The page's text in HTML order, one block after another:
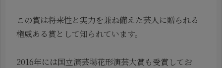
この賞は将来性と実力を兼ね備えた芸人に贈られる
権威ある賞として知られています。
2016年には国立演芸場花形演芸大賞も受賞してお